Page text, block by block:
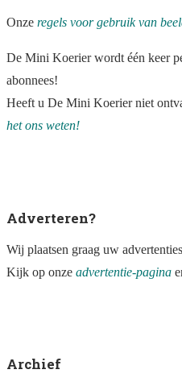
Onze regels voor gebruik van
De Mini Koerier wordt één keer
abonnees!
Heeft u De Mini Koerier niet
het ons weten!
Adverteren?
Wij plaatsen graag uw
Kijk op onze advertentie-pagina
Archief